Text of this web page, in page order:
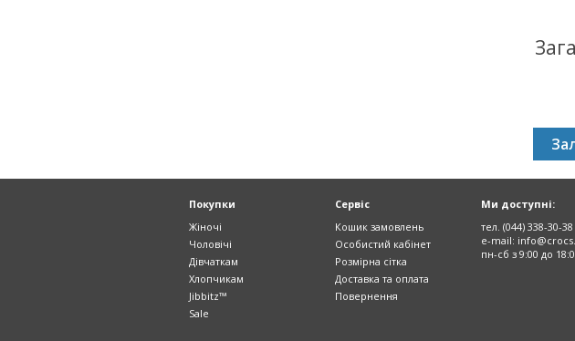
Покупки
Жіночі
Чоловічі
Дівчаткам
Хлопчикам
Jibbitz™
Sale
Сервіс
Кошик замовлень
Особистий кабінет
Розмірна сітка
Доставка та оплата
Повернення
Ми доступні:
тел. (044) 338-30-38
e-mail:
пн-сб з 9:00 до